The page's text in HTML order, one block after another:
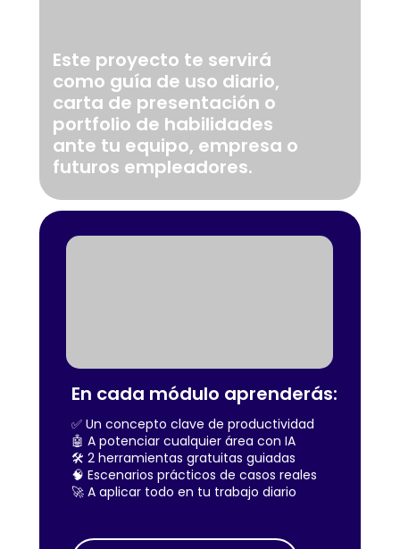
En cada módulo aprenderás:
✅ Un concepto clave de productividad
🤖 A potenciar cualquier área con IA
🛠️ 2 herramientas gratuitas guiadas
🧠 Escenarios prácticos de casos reales
🚀 A aplicar todo en tu trabajo diario
Este proyecto te servirá
como guía de uso diario,
carta de presentación o
portfolio de habilidades
ante tu equipo, empresa o
futuros empleadores.